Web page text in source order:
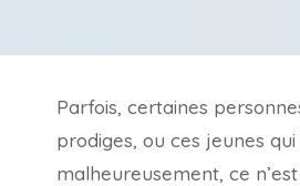
Parfois, certaines
prodiges, ou ces jeunes
malheureusement, ce